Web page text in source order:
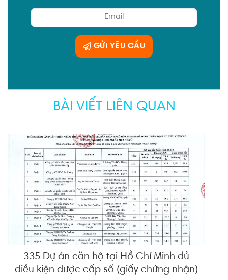
GỬI YÊU CẦU
BÀI VIẾT LIÊN QUAN
335 Dự án căn hộ tại Hồ Chí Minh đủ
điều kiện được cấp sổ (giấy chứng nhận)